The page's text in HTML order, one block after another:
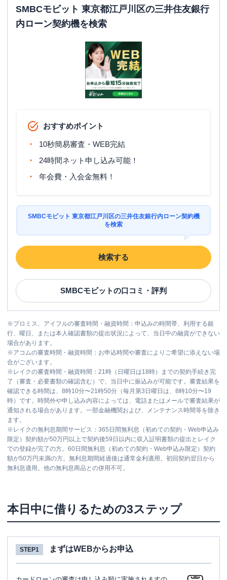
SMBCモビット 東京都江戸川区の三井住友銀行
内ローン契約機を検索
おすすめポイント
10秒簡易審査・WEB完結
24時間ネット申し込み可能！
年会費・入会金無料！
SMBCモビット 東京都江戸川区の三井住友銀行内ローン契約機
を検索
検索する
SMBCモビットの口コミ・評判
※プロミス、アイフルの審査時間・融資時間：申込みの時間帯、利用する銀
行、曜日、または本人確認書類の提出状況によって、当日中の融資ができない
場合があります。
※アコムの審査時間・融資時間：お申込時間や審査によりご希望に添えない場
合がございます。
※ レイクの審査時間・融資時間：21時（日曜日は18時）までの契約手続き完
了（審査・必要書類の確認含む）で、当日中に振込みが可能です。審査結果を
確認できる時間は、8時10分〜21時50分（毎月第3日曜日は、8時10分〜19
時）です。時間外や申し込み内容によっては、電話またはメールで審査結果が
通知される場合があります。一部金融機関および、メンテナンス時間等を除き
ます。
※ レイクの無利息期間サービス：365日間無利息（初めての契約・Web申込み
限定）契約額が50万円以上で契約後59日以内に収入証明書類の提出とレイク
での登録が完了の方。60日間無利息（初めての契約・Web申込み限定）契約
額が50万円未満の方。無利息期間経過後は通常金利適用。初回契約翌日から
無利息適用。他の無利息商品との併用不可。
本日中に借りるための3ステップ
STEP1 まずはWEBからお申込